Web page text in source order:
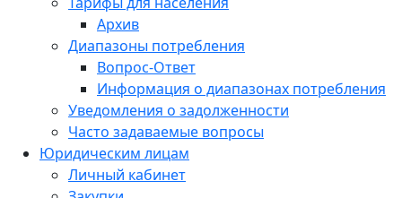
Архив
Диапазоны потребления
Вопрос-Ответ
Информация о диапазонах потребления
Уведомления о задолженности
Часто задаваемые вопросы
Юридическим лицам
Личный кабинет